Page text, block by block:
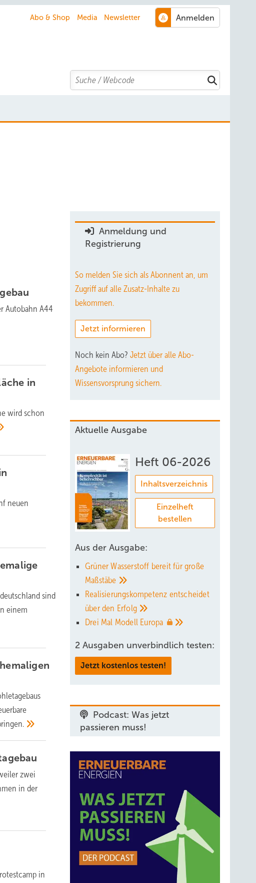
Abo & Shop Media Newsletter
Search
Autobahn A44
in
wird schon
neuen
sind
einem
zwei
in der
in
Anmeldung und
Registrierung
So melden Sie sich als Abonnent an, um
Zugriff auf alle Zusatz-Inhalte zu
bekommen.
Jetzt informieren
Noch kein Abo? Jetzt über alle Abo-
Angebote informieren und
Wissensvorsprung sichern.
Aktuelle Ausgabe
Heft 06-2026
Inhaltsverzeichnis
Einzelheft
bestellen
Aus der Ausgabe:
Grüner Wasserstoff bereit für große
Maßstäbe
Realisierungskompetenz entscheidet
über den Erfolg
Drei Mal Modell Europa
2 Ausgaben unverbindlich testen:
Jetzt kostenlos testen!
Podcast: Was jetzt
passieren muss!